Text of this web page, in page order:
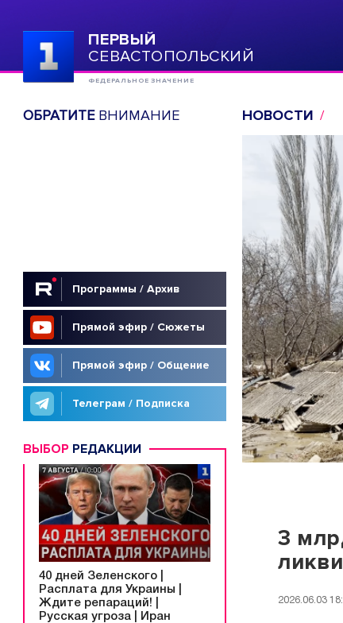
ПЕРВЫЙ
СЕВАСТОПОЛЬСКИЙ
ФЕДЕРАЛЬНОЕ ЗНАЧЕНИЕ
ОБРАТИТЕВНИМАНИЕ
Программы / Архив
Прямой эфир / Сюжеты
Прямой эфир / Общение
Телеграм / Подписка
ВЫБОР РЕДАКЦИИ
40 дней Зеленского |
Расплата для Украины |
Ждите репараций! |
Русская угроза | Иран
НОВОСТИ
3
2026.06.03